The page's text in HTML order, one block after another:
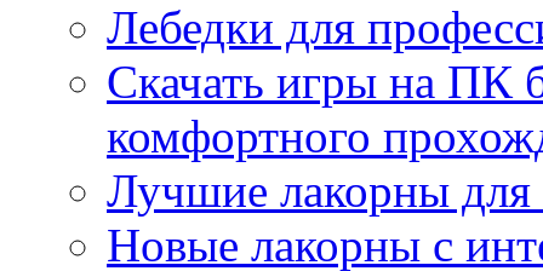
Лебедки для
Скачать игры на ПК
комфортного
Лучшие лакорны для
Новые лакорны с